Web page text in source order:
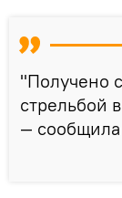
"Получено
стрельбой
—